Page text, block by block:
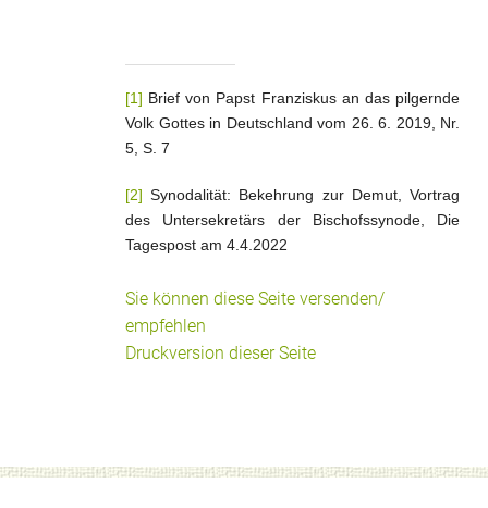
[1] Brief von Papst Franziskus an das pilgernde
Volk Gottes in Deutschland vom 26. 6. 2019, Nr.
5, S. 7
[2] Synodalität: Bekehrung zur Demut, Vortrag
des Untersekretärs der Bischofssynode, Die
Tagespost am 4.4.2022
Sie können diese Seite versenden/
empfehlen
Druckversion dieser Seite